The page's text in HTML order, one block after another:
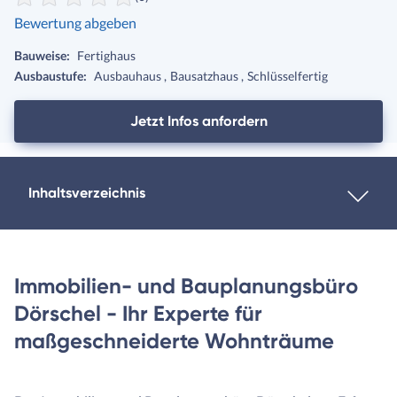
Bewertung abgeben
Bauweise: Fertighaus
Ausbaustufe: Ausbauhaus Bausatzhaus Schlüsselfertig
Jetzt Infos anfordern
Inhaltsverzeichnis
Immobilien- und Bauplanungsbüro
Dörschel - Ihr Experte für
maßgeschneiderte Wohnträume